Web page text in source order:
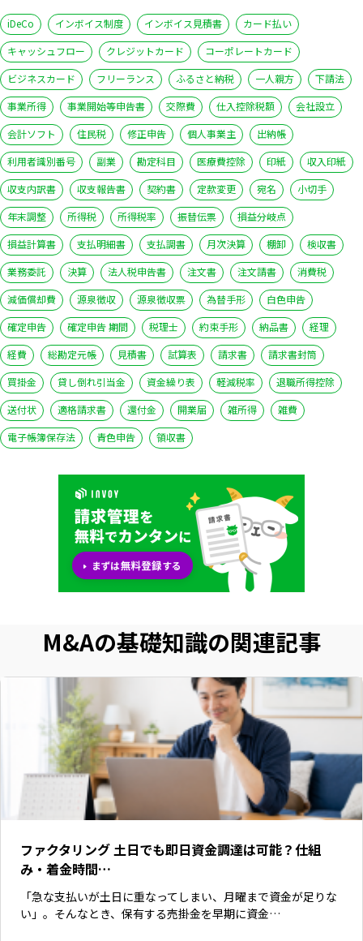
iDeCo インボイス制度 インボイス見積書
カード払い
キャッシュフロー
クレジットカード
コーポレートカード
ビジネスカード
フリーランス ふるさと納税 一人親方
下請法
事業所得
事業開始等申告書 交際費 仕入控除税額
会社設立
会計ソフト
住民税 修正申告 個人事業主
出納帳
利用者識別番号
副業 勘定科目 医療費控除 印紙
収入印紙
収支内訳書
収支報告書 契約書 定款変更 宛名
小切手
年末調整
所得税 所得税率 振替伝票
損益分岐点
損益計算書
支払明細書 支払調書 月次決算 棚卸
検収書
業務委託
決算 法人税申告書 注文書 注文請書
消費税
減価償却費
源泉徴収 源泉徴収票 為替手形
白色申告
確定申告
確定申告 期間 税理士 約束手形 納品書
経理
経費
総勘定元帳 見積書 試算表 請求書
請求書封筒
買掛金
貸し倒れ引当金 資金繰り表 軽減税率
退職所得控除
送付状
適格請求書 還付金 開業届 雑所得
雑費
電子帳簿保存法
青色申告 領収書
M&Aの基礎知識の関連記事
ファクタリング 土日でも即日資金調達は可能？仕組
み・着金時間…
「急な支払いが土日に重なってしまい、月曜まで資金が足りな
い」。そんなとき、保有する売掛金を早期に資金…